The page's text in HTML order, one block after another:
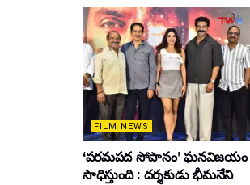
FILM NEWS
‘పరమపద సోపానం’ ఘనవిజయం
సాధిస్తుంది : దర్శకుడు భీమనేని